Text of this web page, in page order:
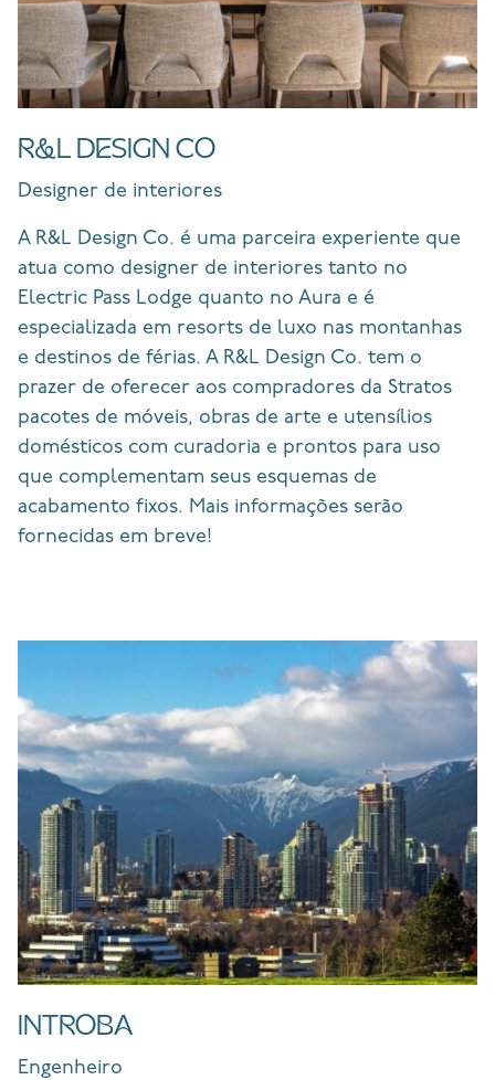
R&L DESIGN CO
Designer de interiores
A R&L Design Co. é uma parceira experiente que
atua como designer de interiores tanto no
Electric Pass Lodge quanto no Aura e é
especializada em resorts de luxo nas montanhas
e destinos de férias. A R&L Design Co. tem o
prazer de oferecer aos compradores da Stratos
pacotes de móveis, obras de arte e utensílios
domésticos com curadoria e prontos para uso
que complementam seus esquemas de
acabamento fixos. Mais informações serão
fornecidas em breve!
INTROBA
Engenheiro